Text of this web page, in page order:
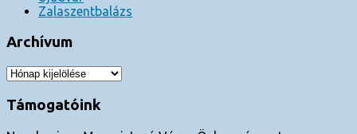
Zalaszentbalázs
Archívum
Archívum
Támogatóink